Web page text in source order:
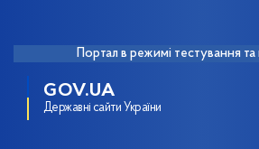
Портал в режимі тестування
GOV.UA
Державні сайти України